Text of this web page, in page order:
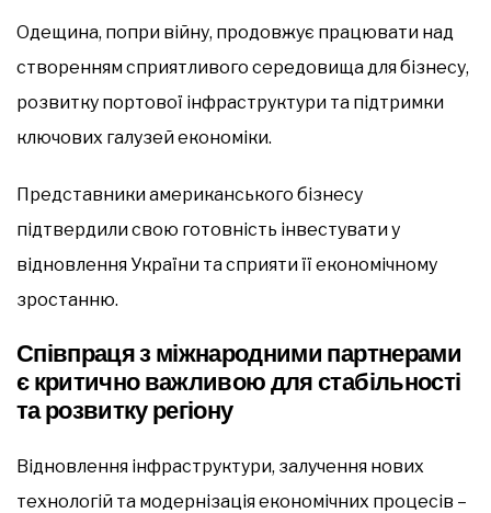
Одещина, попри війну, продовжує працювати над
створенням сприятливого середовища для бізнесу,
розвитку портової інфраструктури та підтримки
ключових галузей економіки.
Представники американського бізнесу
підтвердили свою готовність інвестувати у
відновлення України та сприяти її економічному
зростанню.
Співпраця з міжнародними партнерами
є критично важливою для стабільності
та розвитку регіону
Відновлення інфраструктури, залучення нових
технологій та модернізація економічних процесів –